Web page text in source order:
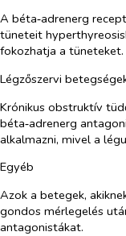
A béta‑adrenerg
tüneteit
fokozhatja a tüneteket.
Légzőszervi
Krónikus obstruktív
béta‑adrenerg
alkalmazni, mivel a
Egyéb
Azok a betegek,
gondos mérlegelés
antagonistákat.